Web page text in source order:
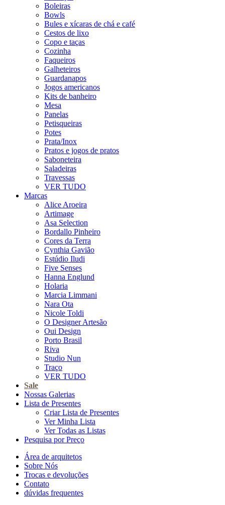
Boleiras
Bowls
Bules e xícaras de chá e café
Cestos de lixo
Copo e taças
Cozinha
Faqueiros
Galheteiros
Guardanapos
Jogos americanos
Kits de banheiro
Mesa
Panelas
Petisqueiras
Potes
Prata/Inox
Pratos e jogos de pratos
Saboneteira
Saladeiras
Travessas
VER TUDO
Marcas
Alice Aroeira
Artimage
Asa Selection
Bordallo Pinheiro
Cores da Terra
Cynthia Gavião
Estúdio Iludi
Five Senses
Hanna Englund
Holaria
Marcia Limmani
Nara Ota
Nicole Toldi
O Designer Artesão
Oui Design
Porto Brasil
Riva
Studio Nun
Traço
VER TUDO
Sale
Nossas Galerias
Lista de Presentes
Criar Lista de Presentes
Ver Minha Lista
Ver Todas as Listas
Pesquisa por Preço
Área de arquitetos
Sobre Nós
Trocas e devoluções
Contato
dúvidas frequentes